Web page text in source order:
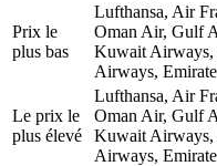
Prix ​​le
plus bas
Lufthansa, Air
Oman Air, Gulf
Kuwait
Airways,
Le prix le
plus élevé
Lufthansa, Air
Oman Air, Gulf
Kuwait
Airways,